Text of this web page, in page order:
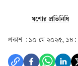
যশোর প্রতিনিধি
প্রকাশ : ১০ মে ২০২৫, ১৮: